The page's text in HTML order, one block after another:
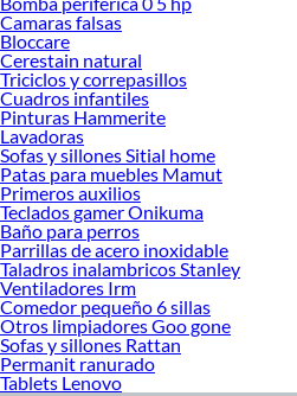
Camaras falsas
Bloccare
Cerestain natural
Triciclos y correpasillos
Cuadros infantiles
Pinturas Hammerite
Lavadoras
Sofas y sillones Sitial home
Patas para muebles Mamut
Primeros auxilios
Teclados gamer Onikuma
Baño para perros
Parrillas de acero inoxidable
Taladros inalambricos Stanley
Ventiladores Irm
Comedor pequeño 6 sillas
Otros limpiadores Goo gone
Sofas y sillones Rattan
Permanit ranurado
Tablets Lenovo